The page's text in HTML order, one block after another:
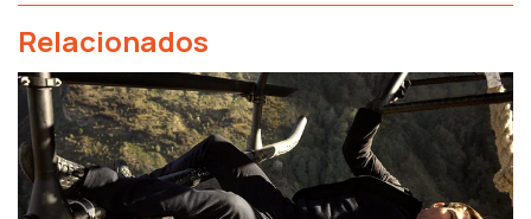
Relacionados